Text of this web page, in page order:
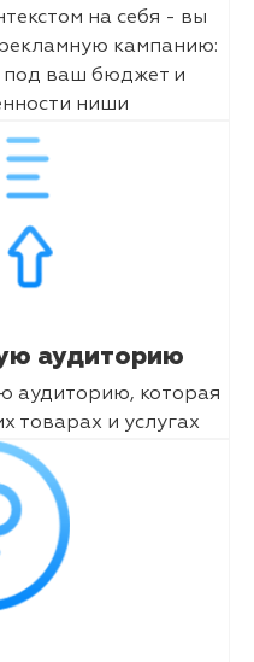
на себя - вы
кампанию:
ваш бюджет и
ниши
аудиторию
аудиторию, которая
товарах и услугах